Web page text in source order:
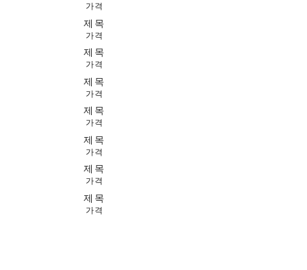
가격
제목
가격
제목
가격
제목
가격
제목
가격
제목
가격
제목
가격
제목
가격